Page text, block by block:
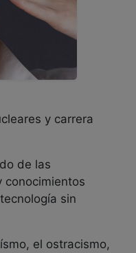
y carrera
de las
conocimientos
sin
el ostracismo,